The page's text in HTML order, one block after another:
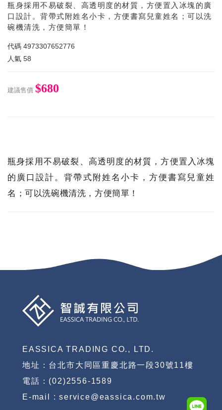
瓶身採用不易破裂、高透明度的材質，方便置入冰塊的廣
口設計。背帶式附姓名小卡，方便書寫兒童姓名；可以洗
碗機清洗，方便簡單！
代碼 4973307652776
人氣 58
建議售價 $680
瓶身採用不易破裂、高透明度的材質，方便置入冰塊
的廣口設計。背帶式附姓名小卡，方便書寫兒童姓
名；可以洗碗機清洗，方便簡單！
EASSICA TRADING CO., LTD.
地址：台北市大同區重慶北路一段30號11樓
電話：(02)2556-1589
E-mail : service@eassica.com.tw